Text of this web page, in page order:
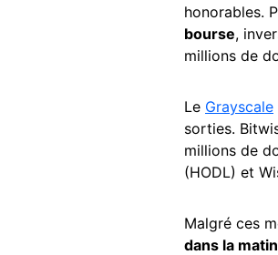
honorables.
bourse,
millions de
Le Grayscale
sorties.
millions de
(HODL) et
Malgré ces
dans la